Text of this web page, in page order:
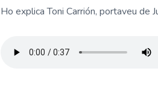
Ho explica Toni Carrión, portaveu de